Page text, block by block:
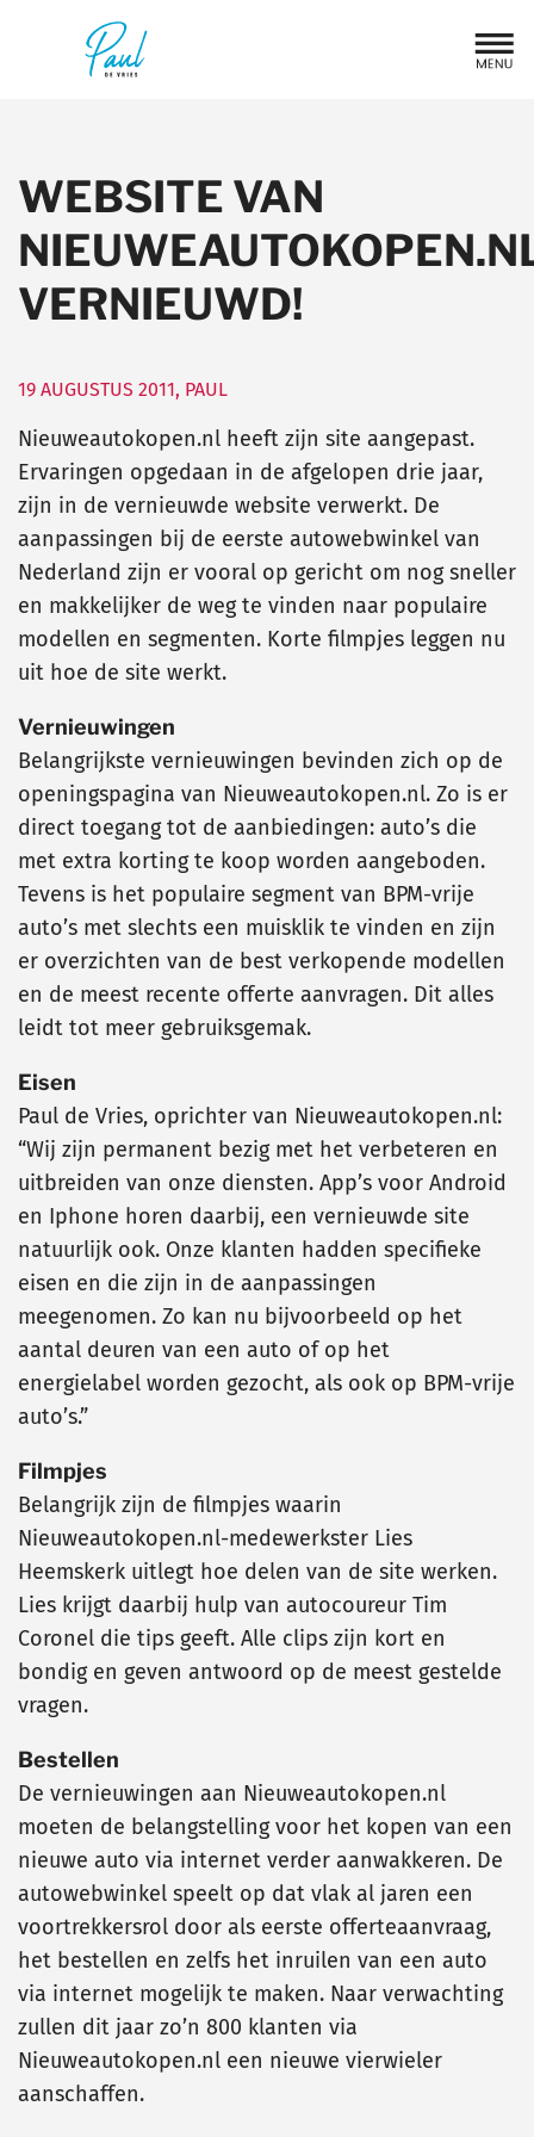
WEBSITE VAN
VERNIEUWD!
19 AUGUSTUS 2011, PAUL
Nieuweautokopen.nl heeft zijn site aangepast.
Ervaringen opgedaan in de afgelopen drie jaar,
zijn in de vernieuwde website verwerkt. De
aanpassingen bij de eerste autowebwinkel van
Nederland zijn er vooral op gericht om nog sneller
en makkelijker de weg te vinden naar populaire
modellen en segmenten. Korte filmpjes leggen nu
uit hoe de site werkt.
Vernieuwingen
Belangrijkste vernieuwingen bevinden zich op de
openingspagina van Nieuweautokopen.nl. Zo is er
direct toegang tot de aanbiedingen: auto’s die
met extra korting te koop worden aangeboden.
Tevens is het populaire segment van BPM-vrije
auto’s met slechts een muisklik te vinden en zijn
er overzichten van de best verkopende modellen
en de meest recente offerte aanvragen. Dit alles
leidt tot meer gebruiksgemak.
Eisen
Paul de Vries, oprichter van Nieuweautokopen.nl:
“Wij zijn permanent bezig met het verbeteren en
uitbreiden van onze diensten. App’s voor Android
en Iphone horen daarbij, een vernieuwde site
natuurlijk ook. Onze klanten hadden specifieke
eisen en die zijn in de aanpassingen
meegenomen. Zo kan nu bijvoorbeeld op het
aantal deuren van een auto of op het
energielabel worden gezocht, als ook op BPM-vrije
auto’s.”
Filmpjes
Belangrijk zijn de filmpjes waarin
Nieuweautokopen.nl-medewerkster Lies
Heemskerk uitlegt hoe delen van de site werken.
Lies krijgt daarbij hulp van autocoureur Tim
Coronel die tips geeft. Alle clips zijn kort en
bondig en geven antwoord op de meest gestelde
vragen.
Bestellen
De vernieuwingen aan Nieuweautokopen.nl
moeten de belangstelling voor het kopen van een
nieuwe auto via internet verder aanwakkeren. De
autowebwinkel speelt op dat vlak al jaren een
voortrekkersrol door als eerste offerteaanvraag,
het bestellen en zelfs het inruilen van een auto
via internet mogelijk te maken. Naar verwachting
zullen dit jaar zo’n 800 klanten via
Nieuweautokopen.nl een nieuwe vierwieler
aanschaffen.